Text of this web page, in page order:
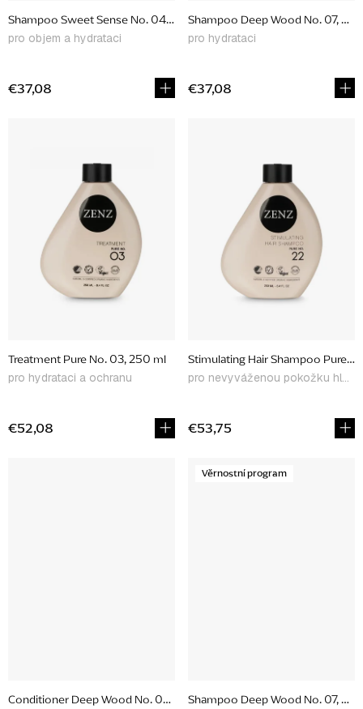
u
k
o
Shampoo Sweet Sense No. 04, 250 ml
pro objem a hydrataci
€37,08
Shampoo Deep Wood
pro hydrataci
€37,08
Treatment Pure No. 03, 250 ml
pro hydrataci a ochranu
€52,08
Stimulating Hair Shampoo Pure
pro nevyváženou pokožku hlavy
€53,75
Conditioner Deep Wood No. 08, 250 ml
Věrnostní program
Shampoo Deep Wood No.